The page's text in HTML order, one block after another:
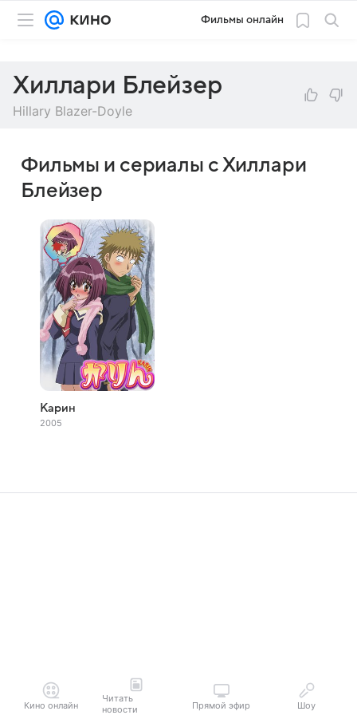
Фильмы онлайн
Хиллари Блейзер
Hillary Blazer-Doyle
Фильмы и сериалы с Хиллари
Блейзер
Карин
2005
Кино онлайн
Читать
новости
Прямой эфир Шоу